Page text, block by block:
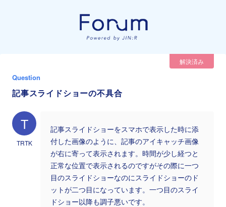
解決済み
Question
記事スライドショーの不具合
T
TRTK
記事スライドショーをスマホで表示した時に添
付した画像のように、記事のアイキャッチ画像
が右に寄って表示されます。時間が少し経つと
正常な位置で表示されるのですがその際に一つ
目のスライドショーなのにスライドショーのド
ットが二つ目になっています。一つ目のスライ
ドショー以降も調子悪いです。